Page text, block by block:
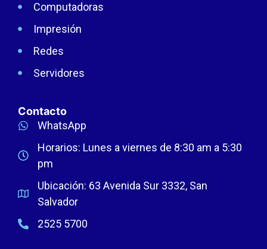
Computadoras
Impresión
Redes
Servidores
Contacto
WhatsApp
Horarios: Lunes a viernes de 8:30 am a 5:30
pm
Ubicación: 63 Avenida Sur 3332, San
Salvador
2525 5700